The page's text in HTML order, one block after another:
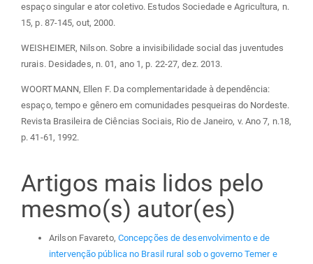
espaço singular e ator coletivo. Estudos Sociedade e Agricultura, n.
15, p. 87-145, out, 2000.
WEISHEIMER, Nilson. Sobre a invisibilidade social das juventudes
rurais. Desidades, n. 01, ano 1, p. 22-27, dez. 2013.
WOORTMANN, Ellen F. Da complementaridade à dependência:
espaço, tempo e gênero em comunidades pesqueiras do Nordeste.
Revista Brasileira de Ciências Sociais, Rio de Janeiro, v. Ano 7, n.18,
p. 41-61, 1992.
Artigos mais lidos pelo
mesmo(s) autor(es)
Arilson Favareto, Concepções de desenvolvimento e de
intervenção pública no Brasil rural sob o governo Temer e